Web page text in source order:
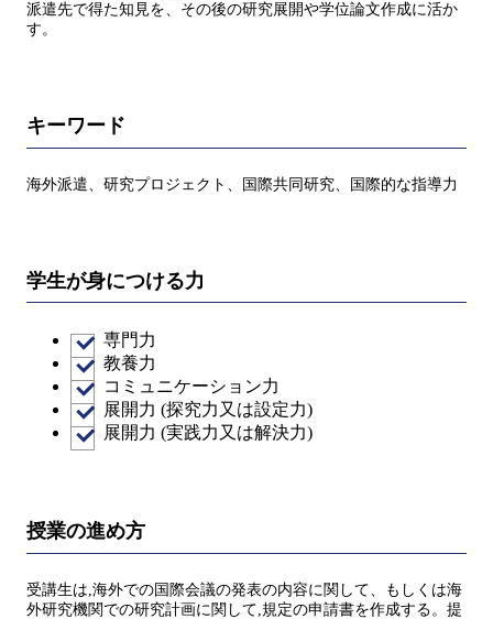
派遣先で得た知見を、その後の研究展開や学位論文作成に活か
す。
キーワード
海外派遣、研究プロジェクト、国際共同研究、国際的な指導力
学生が身につける力
専門力
教養力
コミュニケーション力
展開力 (探究力又は設定力)
展開力 (実践力又は解決力)
授業の進め方
受講生は,海外での国際会議の発表の内容に関して、もしくは海
外研究機関での研究計画に関して,規定の申請書を作成する。提